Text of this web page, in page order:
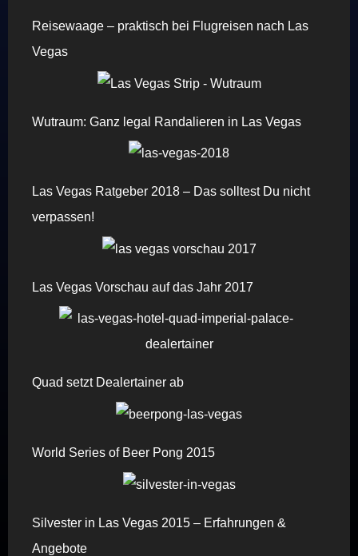
Reisewaage – praktisch bei Flugreisen nach Las
Vegas
Wutraum: Ganz legal Randalieren in Las Vegas
Las Vegas Ratgeber 2018 – Das solltest Du nicht
verpassen!
Las Vegas Vorschau auf das Jahr 2017
Quad setzt Dealertainer ab
World Series of Beer Pong 2015
Silvester in Las Vegas 2015 – Erfahrungen &
Angebote